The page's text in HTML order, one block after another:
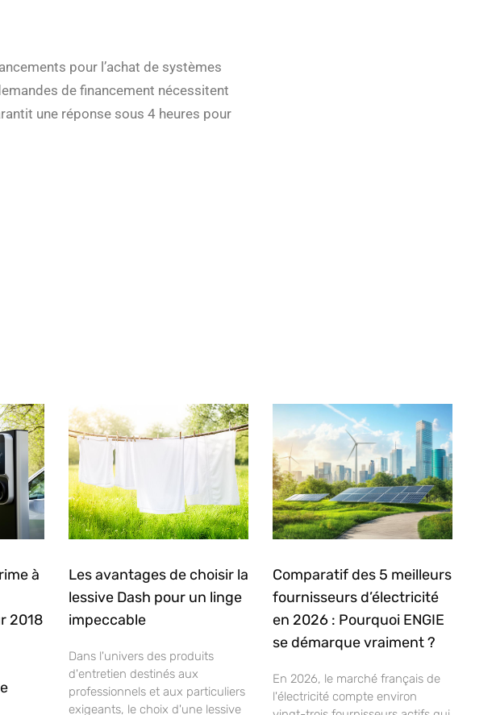
pour l’achat de systèmes
de financement nécessitent
une réponse sous 4 heures pour
à
2018
Les avantages de choisir la
lessive Dash pour un linge
impeccable
Dans l'univers des produits
d'entretien destinés aux
professionnels et aux particuliers
exigeants, le choix d'une lessive
Comparatif des 5 meilleurs
fournisseurs d’électricité
en 2026 : Pourquoi ENGIE
se démarque vraiment ?
En 2026, le marché français de
l'électricité compte environ